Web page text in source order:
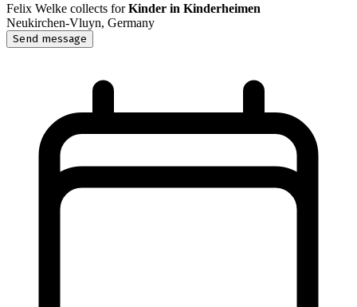
Felix Welke collects forKinder in Kinderheimen
Neukirchen-Vluyn, Germany
Send message